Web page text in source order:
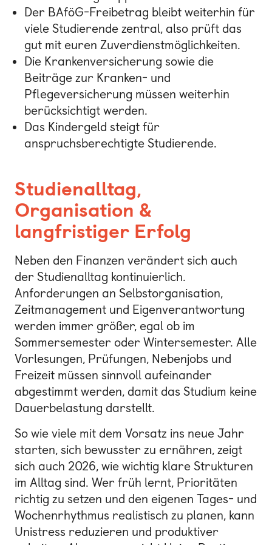
Der BAföG-Freibetrag bleibt weiterhin für
viele Studierende zentral, also prüft das
gut mit euren Zuverdienstmöglichkeiten.
Die Krankenversicherung sowie die
Beiträge zur Kranken- und
Pflegeversicherung müssen weiterhin
berücksichtigt werden.
Das Kindergeld steigt für
anspruchsberechtigte Studierende.
Studienalltag,
Organisation &
langfristiger Erfolg
Neben den Finanzen verändert sich auch
der Studienalltag kontinuierlich.
Anforderungen an Selbstorganisation,
Zeitmanagement und Eigenverantwortung
werden immer größer, egal ob im
Sommersemester oder Wintersemester. Alle
Vorlesungen, Prüfungen, Nebenjobs und
Freizeit müssen sinnvoll aufeinander
abgestimmt werden, damit das Studium keine
Dauerbelastung darstellt.
So wie viele mit dem Vorsatz ins neue Jahr
starten, sich bewusster zu ernähren, zeigt
sich auch 2026, wie wichtig klare Strukturen
im Alltag sind. Wer früh lernt, Prioritäten
richtig zu setzen und den eigenen Tages- und
Wochenrhythmus realistisch zu planen, kann
Unistress reduzieren und produktiver